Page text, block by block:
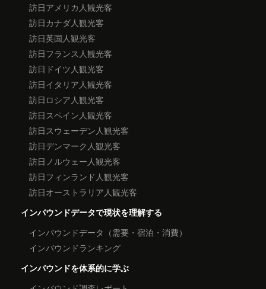
訪日アメリカ人観光客
訪日カナダ人観光客
訪日英国人観光客
訪日フランス人観光客
訪日ドイツ人観光客
訪日イタリア人観光客
訪日ロシア人観光客
訪日スペイン人観光客
訪日スウェーデン人観光客
訪日デンマーク人観光客
訪日ノルウェー人観光客
訪日フィンランド人観光客
訪日オーストラリア人観光客
インバウンドデータで現状を理解する
インバウンドデータ（需要・宿泊・消費）
インバウンドランキング
インバウンドを体系的に学ぶ